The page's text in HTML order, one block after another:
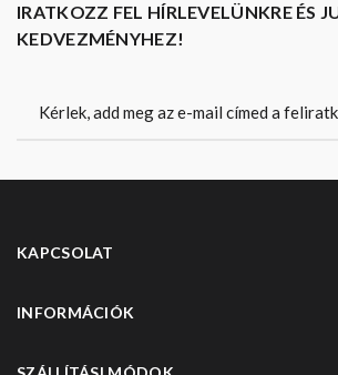
IRATKOZZ FEL HÍRLEVELÜNKRE ÉS
KEDVEZMÉNYHEZ!
KAPCSOLAT
INFORMÁCIÓK